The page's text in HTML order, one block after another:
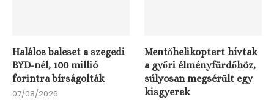
Halálos baleset a szegedi
BYD-nél, 100 millió
forintra bírságolták
07/08/2026
Mentőhelikoptert hívtak
a győri élményfürdőhöz,
súlyosan megsérült egy
kisgyerek